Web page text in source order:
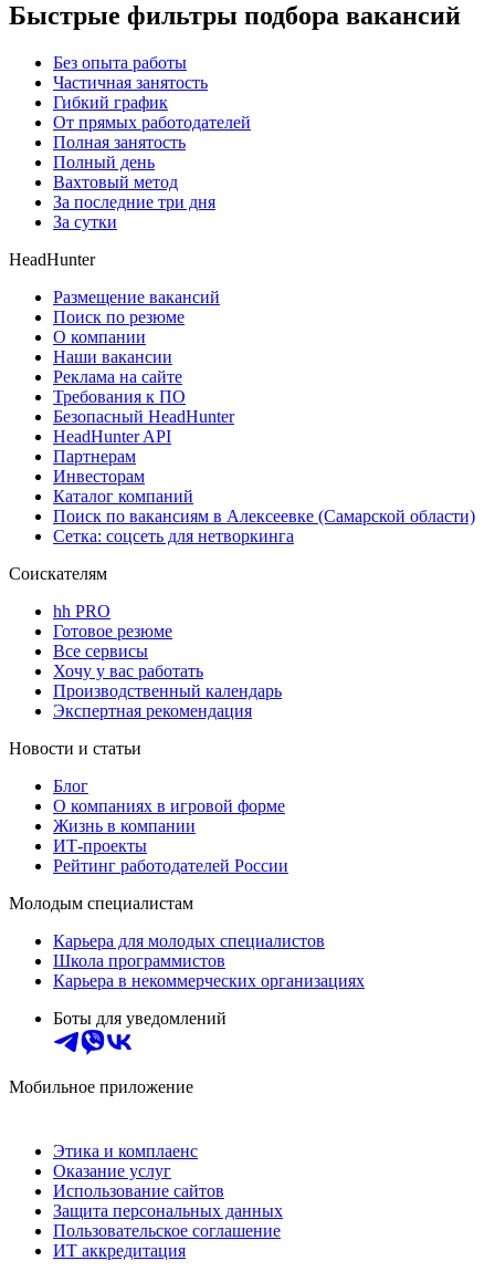
Быстрые фильтры подбора вакансий
Без опыта работы
Частичная занятость
Гибкий график
От прямых работодателей
Полная занятость
Полный день
Вахтовый метод
За последние три дня
За сутки
HeadHunter
Размещение вакансий
Поиск по резюме
О компании
Наши вакансии
Реклама на сайте
Требования к ПО
Безопасный HeadHunter
HeadHunter API
Партнерам
Инвесторам
Каталог компаний
Поиск по вакансиям в Алексеевке (Самарской области)
Сетка: соцсеть для нетворкинга
Соискателям
hh PRO
Готовое резюме
Все сервисы
Хочу у вас работать
Производственный календарь
Экспертная рекомендация
Новости и статьи
Блог
О компаниях в игровой форме
Жизнь в компании
ИТ-проекты
Рейтинг работодателей России
Молодым специалистам
Карьера для молодых специалистов
Школа программистов
Карьера в некоммерческих организациях
Боты для уведомлений
Мобильное приложение
Этика и комплаенс
Оказание услуг
Использование сайтов
Защита персональных данных
Пользовательское соглашение
ИТ аккредитация